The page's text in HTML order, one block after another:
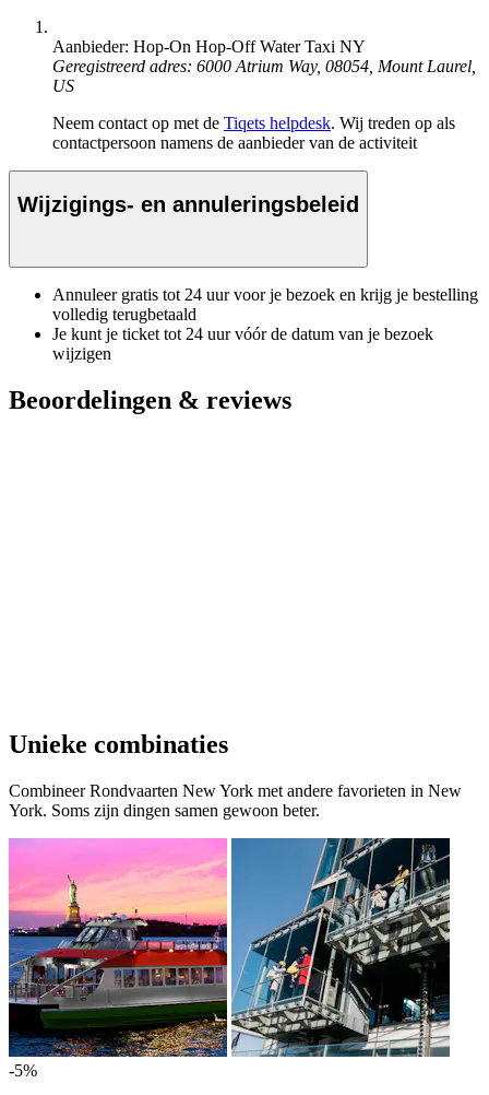
Aanbieder: Hop-On Hop-Off Water Taxi NY
Geregistreerd adres: 6000 Atrium Way, 08054, Mount Laurel,
US
Neem contact op met de Tiqets helpdesk. Wij treden op als
contactpersoon namens de aanbieder van de activiteit
Wijzigings- en annuleringsbeleid
Annuleer gratis tot 24 uur voor je bezoek en krijg je bestelling
volledig terugbetaald
Je kunt je ticket tot 24 uur vóór de datum van je bezoek
wijzigen
Beoordelingen & reviews
Unieke combinaties
Combineer Rondvaarten New York met andere favorieten in New
York. Soms zijn dingen samen gewoon beter.
-5%